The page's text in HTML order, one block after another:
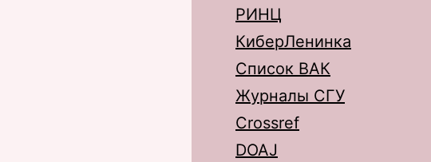
РИНЦ
КиберЛенинка
Список ВАК
Журналы СГУ
Crossref
DOAJ